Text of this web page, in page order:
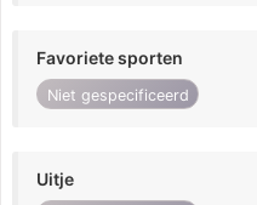
Favoriete sporten
Niet gespecificeerd
Uitje